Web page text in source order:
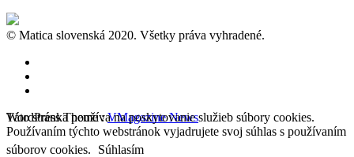
© Matica slovenská 2020. Všetky práva vyhradené.
WordPress Theme :VMagazine News
Táto stránka používa na poskytovanie služieb súbory cookies.
Používaním týchto webstránok vyjadrujete svoj súhlas s používaním
súborov cookies.
Súhlasím